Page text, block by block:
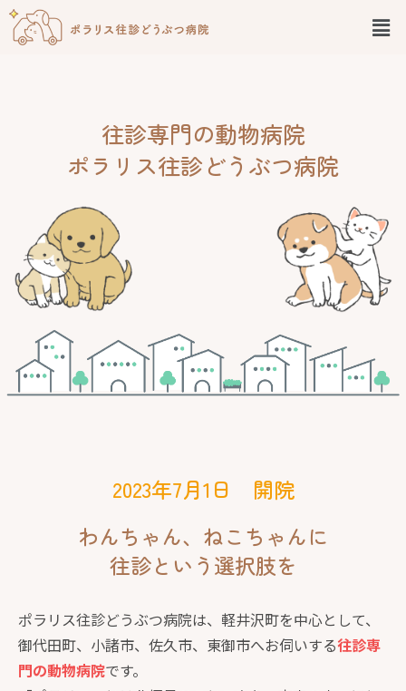
往診専門の動物病院
ポラリス往診どうぶつ病院
2023年7月1日 開院
わんちゃん、ねこちゃんに
往診という選択肢を
ポラリス往診どうぶつ病院は、軽井沢町を中心として、
御代田町、小諸市、佐久市、東御市へお伺いする往診専
門の動物病院です。